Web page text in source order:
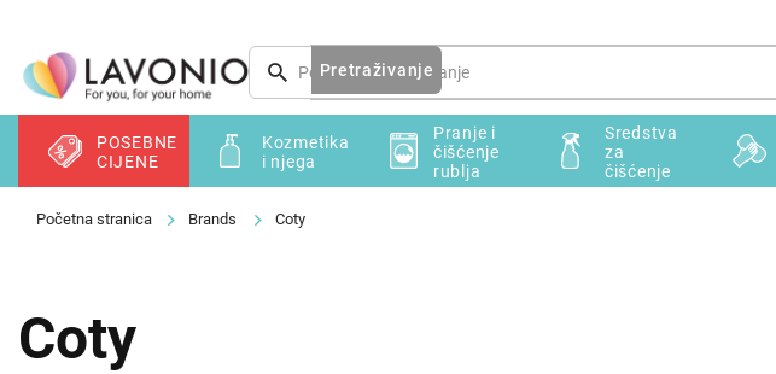
sadržaj
Pretraživanje
POSEBNE
CIJENE
Kozmetika
i njega
Pranje i
čišćenje
rublja
Sredstva
za
čišćenje
Brands Coty
Coty